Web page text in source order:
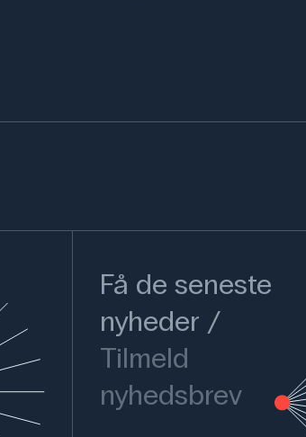
Få de seneste
nyheder
Tilmeld
nyhedsbrev